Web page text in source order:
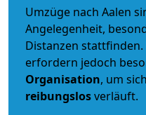
Umzüge nach Aalen
Angelegenheit,
Distanzen
erfordern jedoch
Organisation, um
reibungslosverläuft.